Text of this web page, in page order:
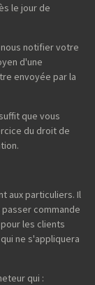
le jour de
notifier votre
d'une
envoyée par la
que vous
du droit de
aux particuliers. Il
commande
les clients
ne s'appliquera
qui :